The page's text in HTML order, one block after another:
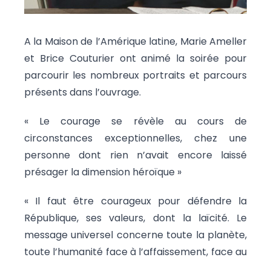
A la Maison de l’Amérique latine, Marie Ameller
et Brice Couturier ont animé la soirée pour
parcourir les nombreux portraits et parcours
présents dans l’ouvrage.
« Le courage se révèle au cours de
circonstances exceptionnelles, chez une
personne dont rien n’avait encore laissé
présager la dimension héroïque »
« Il faut être courageux pour défendre la
République, ses valeurs, dont la laïcité. Le
message universel concerne toute la planète,
toute l’humanité face à l’affaissement, face au